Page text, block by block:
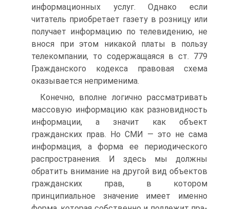
информационных услуг. Однако если
читатель приобретает газету в розницу или
получает информацию по телевидению, не
внося при этом никакой платы в пользу
телекомпании, то содержаща­яся в ст. 779
Гражданского кодекса правовая схема
оказы­вается неприменима.
Конечно, вполне логично рассматривать
массовую ин­формацию как разновидность
информации, а значит как объект
гражданских прав. Но СМИ — это не сама
информа­ция, а форма ее периодического
распространения. И здесь мы должны
обратить внимание на другой вид объектов
гражданских прав, в котором
принципиальное значение имеет именно